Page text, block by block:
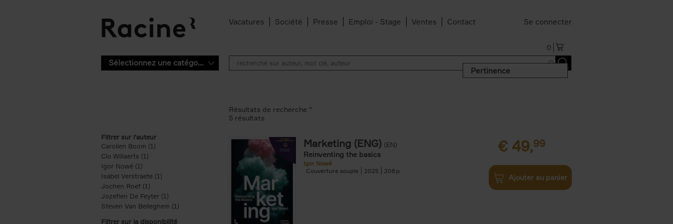
Vacatures Société Presse Emploi - Stage Ventes Contact Se connecter
0
Sélectionnez une catégorie
Pertinence
Filtrer sur l'auteur
Carolien Boom (1)
Clo Willaerts (1)
Igor Nowé (1)
Isabel Verstraete (1) Apply Isabel Verstraete filter
Jochen Roef (1)
Jozefien De Feyter (1) Apply Jozefien De Feyter filter
Steven Van Belleghem (1) Apply Steven Van Belleghem filter
Filtrer sur la disponibilité
Résultats de recherche ''
5 résultats
Marketing (ENG) (EN)
Reinventing the basics
Igor Nowé
Couverture souple
2025 208
€ 49,99
Ajouter au panier